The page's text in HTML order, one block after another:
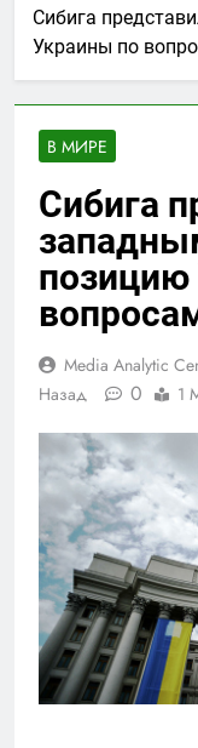
Сибига
Украины по
В МИРЕ
Сибига
Media Analytic
Назад
0 1